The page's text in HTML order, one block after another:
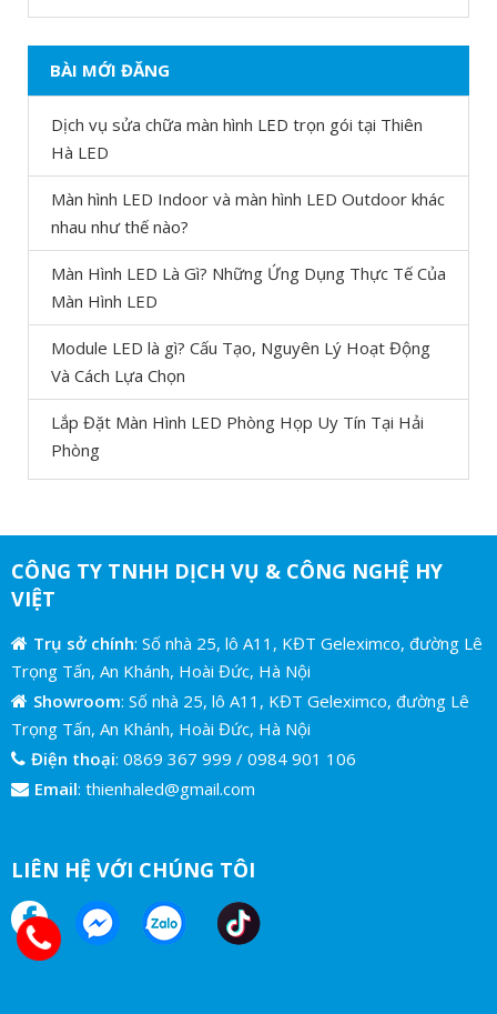
BÀI MỚI ĐĂNG
Dịch vụ sửa chữa màn hình LED trọn gói tại Thiên
Hà LED
Màn hình LED Indoor và màn hình LED Outdoor khác
nhau như thế nào?
Màn Hình LED Là Gì? Những Ứng Dụng Thực Tế Của
Màn Hình LED
Module LED là gì? Cấu Tạo, Nguyên Lý Hoạt Động
Và Cách Lựa Chọn
Lắp Đặt Màn Hình LED Phòng Họp Uy Tín Tại Hải
Phòng
CÔNG TY TNHH DỊCH VỤ & CÔNG NGHỆ HY
VIỆT
Trụ sở chính: Số nhà 25, lô A11, KĐT Geleximco, đường Lê
Trọng Tấn, An Khánh, Hoài Đức, Hà Nội
Showroom: Số nhà 25, lô A11, KĐT Geleximco, đường Lê
Trọng Tấn, An Khánh, Hoài Đức, Hà Nội
Điện thoại: 0869 367 999 / 0984 901 106
Email: thienhaled@gmail.com
LIÊN HỆ VỚI CHÚNG TÔI